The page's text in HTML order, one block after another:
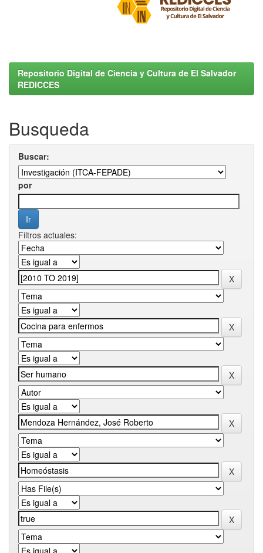
Repositorio Digital de Ciencia y Cultura de El Salvador
REDICCES
Busqueda
Buscar:
por
Filtros actuales: